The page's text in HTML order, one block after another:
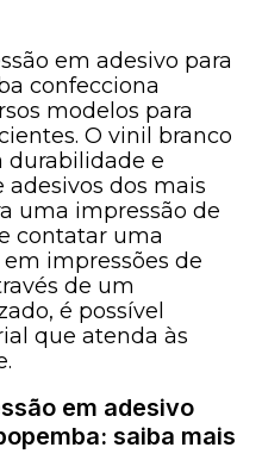
em adesivo para
confecciona
modelos para
O vinil branco
durabilidade e
dos mais
uma impressão de
contatar uma
impressões de
de um
é possível
que atenda às
em adesivo
saiba mais